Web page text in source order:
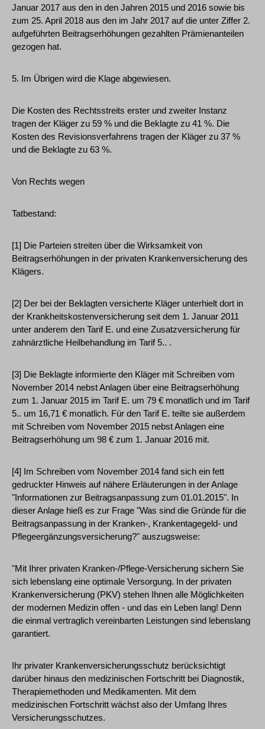
Januar 2017 aus den in den Jahren 2015 und 2016 sowie bis
zum 25. April 2018 aus den im Jahr 2017 auf die unter Ziffer 2.
aufgeführten Beitragserhöhungen gezahlten Prämienanteilen
gezogen hat.
5. Im Übrigen wird die Klage abgewiesen.
Die Kosten des Rechtsstreits erster und zweiter Instanz
tragen der Kläger zu 59 % und die Beklagte zu 41 %. Die
Kosten des Revisionsverfahrens tragen der Kläger zu 37 %
und die Beklagte zu 63 %.
Von Rechts wegen
Tatbestand:
[1] Die Parteien streiten über die Wirksamkeit von
Beitragserhöhungen in der privaten Krankenversicherung des
Klägers.
[2] Der bei der Beklagten versicherte Kläger unterhielt dort in
der Krankheitskostenversicherung seit dem 1. Januar 2011
unter anderem den Tarif E. und eine Zusatzversicherung für
zahnärztliche Heilbehandlung im Tarif 5.. .
[3] Die Beklagte informierte den Kläger mit Schreiben vom
November 2014 nebst Anlagen über eine Beitragserhöhung
zum 1. Januar 2015 im Tarif E. um 79 € monatlich und im Tarif
5.. um 16,71 € monatlich. Für den Tarif E. teilte sie außerdem
mit Schreiben vom November 2015 nebst Anlagen eine
Beitragserhöhung um 98 € zum 1. Januar 2016 mit.
[4] Im Schreiben vom November 2014 fand sich ein fett
gedruckter Hinweis auf nähere Erläuterungen in der Anlage
"Informationen zur Beitragsanpassung zum 01.01.2015". In
dieser Anlage hieß es zur Frage "Was sind die Gründe für die
Beitragsanpassung in der Kranken-, Krankentagegeld- und
Pflegeergänzungsversicherung?" auszugsweise:
"Mit Ihrer privaten Kranken-/Pflege-Versicherung sichern Sie
sich lebenslang eine optimale Versorgung. In der privaten
Krankenversicherung (PKV) stehen Ihnen alle Möglichkeiten
der modernen Medizin offen - und das ein Leben lang! Denn
die einmal vertraglich vereinbarten Leistungen sind lebenslang
garantiert.
Ihr privater Krankenversicherungsschutz berücksichtigt
darüber hinaus den medizinischen Fortschritt bei Diagnostik,
Therapiemethoden und Medikamenten. Mit dem
medizinischen Fortschritt wächst also der Umfang Ihres
Versicherungsschutzes.